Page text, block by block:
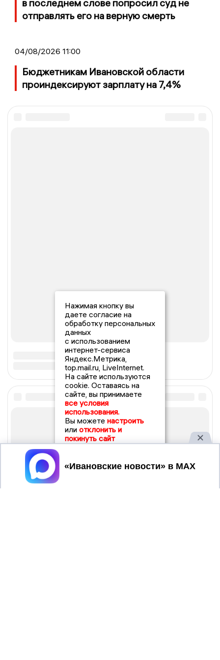
в последнем слове попросил суд не
отправлять его на верную смерть
04/08/2026 11:00
Бюджетникам Ивановской области
проиндексируют зарплату на 7,4%
Нажимая кнопку вы
даете согласие на
обработку персональных
данных
с использованием
интернет-сервиса
Яндекс.Метрика,
top.mail.ru, LiveInternet.
На сайте используются
cookie. Оставаясь на
сайте, вы принимаете
все условия
использования.
Вы можете настроить
или отклонить и
покинуть сайт
Принять